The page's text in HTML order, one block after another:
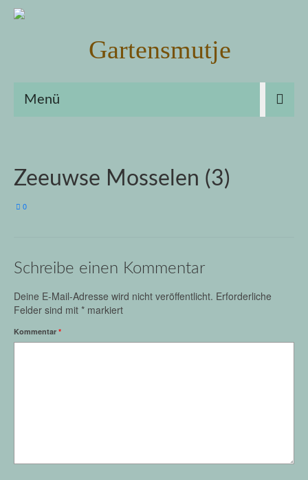
Menü
Zeeuwse Mosselen (3)
0
Schreibe einen Kommentar
Deine E-Mail-Adresse wird nicht veröffentlicht. Erforderliche
Felder sind mit * markiert
Kommentar *